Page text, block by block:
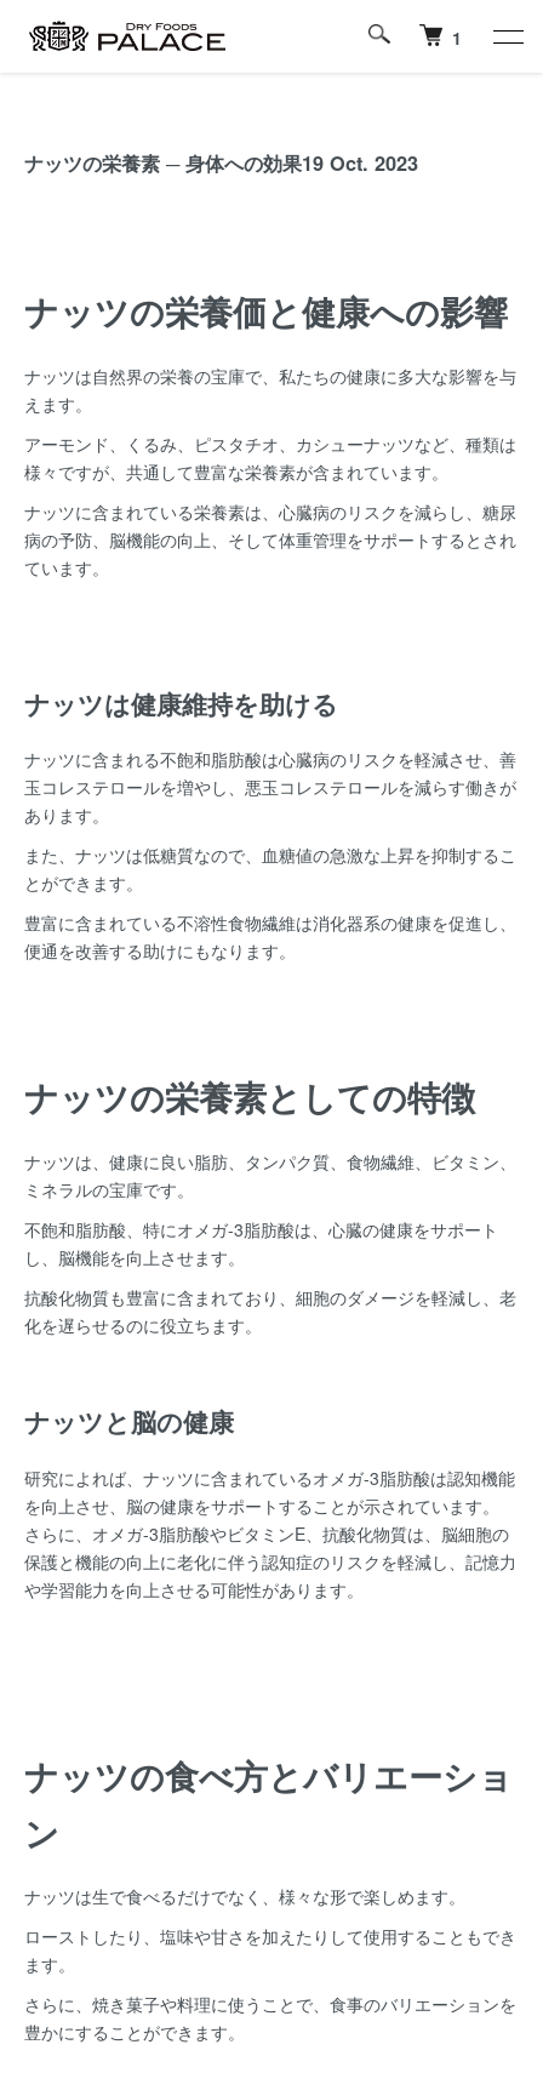
1
ナッツの栄養素 ─ 身体への効果19 Oct. 2023
ナッツの栄養価と健康への影響
ナッツは自然界の栄養の宝庫で、私たちの健康に多大な影響を与
えます。
アーモンド、くるみ、ピスタチオ、カシューナッツなど、種類は
様々ですが、共通して豊富な栄養素が含まれています。
ナッツに含まれている栄養素は、心臓病のリスクを減らし、糖尿
病の予防、脳機能の向上、そして体重管理をサポートするとされ
ています。
ナッツは健康維持を助ける
ナッツに含まれる不飽和脂肪酸は心臓病のリスクを軽減させ、善
玉コレステロールを増やし、悪玉コレステロールを減らす働きが
あります。
また、ナッツは低糖質なので、血糖値の急激な上昇を抑制するこ
とができます。
豊富に含まれている不溶性食物繊維は消化器系の健康を促進し、
便通を改善する助けにもなります。
ナッツの栄養素としての特徴
ナッツは、健康に良い脂肪、タンパク質、食物繊維、ビタミン、
ミネラルの宝庫です。
不飽和脂肪酸、特にオメガ-3脂肪酸は、心臓の健康をサポート
し、脳機能を向上させます。
抗酸化物質も豊富に含まれており、細胞のダメージを軽減し、老
化を遅らせるのに役立ちます。
ナッツと脳の健康
研究によれば、ナッツに含まれているオメガ-3脂肪酸は認知機能
を向上させ、脳の健康をサポートすることが示されています。
さらに、オメガ-3脂肪酸やビタミンE、抗酸化物質は、脳細胞の
保護と機能の向上に老化に伴う認知症のリスクを軽減し、記憶力
や学習能力を向上させる可能性があります。
ナッツの食べ方とバリエーショ
ン
ナッツは生で食べるだけでなく、様々な形で楽しめます。
ローストしたり、塩味や甘さを加えたりして使用することもでき
ます。
さらに、焼き菓子や料理に使うことで、食事のバリエーションを
豊かにすることができます。